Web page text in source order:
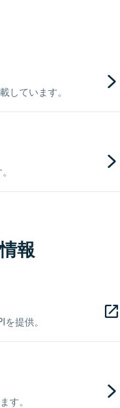
しています。
報
提供。
す。